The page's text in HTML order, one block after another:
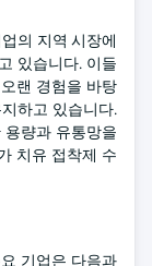
의 지역 시장에
있습니다. 이들
랜 경험을 바탕
하고 있습니다.
량과 유통망을
치유 접착제 수
기업은 다음과